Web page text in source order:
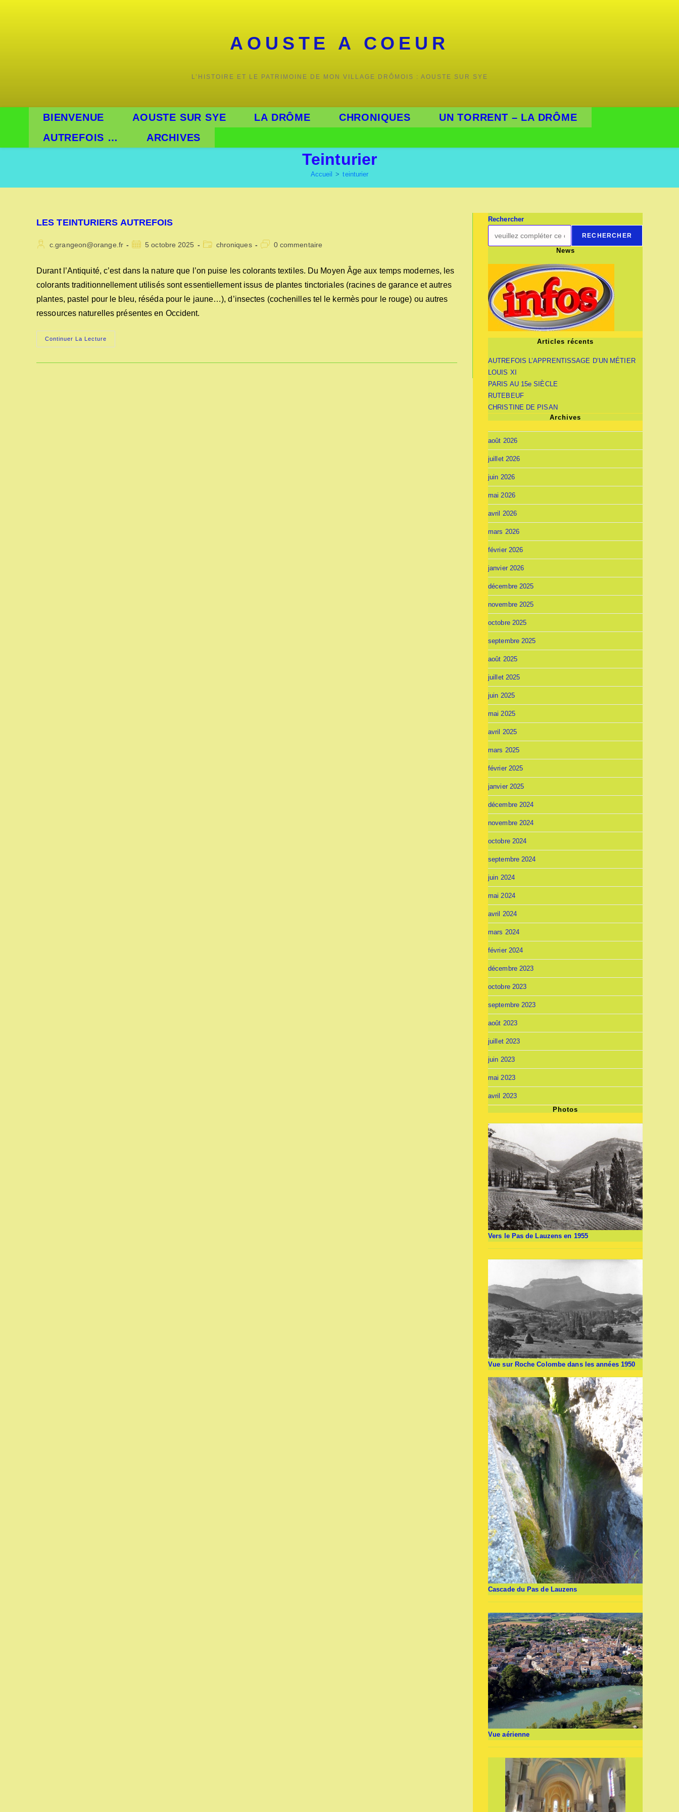
AOUSTE A COEUR
L’HISTOIRE ET LE PATRIMOINE DE MON VILLAGE DRÔMOIS : AOUSTE SUR SYE
BIENVENUE AOUSTE SUR SYE LA DRÔME CHRONIQUES
UN TORRENT – LA DRÔME
AUTREFOIS …
ARCHIVES
Teinturier
Accueil > teinturier
LES TEINTURIERS AUTREFOIS
Auteur/autrice
publication :
c.grangeon@orange.fr
Publication
5 octobre 2025
Postchroniques
Commentaires
publication :
0 commentaire
Durant l’Antiquité, c’est dans la nature que l’on puise les colorants textiles. Du Moyen Âge aux temps modernes, les
colorants traditionnellement utilisés sont essentiellement issus de plantes tinctoriales (racines de garance et autres
plantes, pastel pour le bleu, réséda pour le jaune…), d’insectes (cochenilles tel le kermès pour le rouge) ou autres
ressources naturelles présentes en Occident.
Continuer La Lecture
TEINTURIERS
Rechercher
RECHERCHER
News
Articles récents
AUTREFOIS L’APPRENTISSAGE D’UN MÉTIER
LOUIS XI
PARIS AU 15e SIÈCLE
RUTEBEUF
CHRISTINE DE PISAN
Archives
août 2026
juillet 2026
juin 2026
mai 2026
avril 2026
mars 2026
février 2026
janvier 2026
décembre 2025
novembre 2025
octobre 2025
septembre 2025
août 2025
juillet 2025
juin 2025
mai 2025
avril 2025
mars 2025
février 2025
janvier 2025
décembre 2024
novembre 2024
octobre 2024
septembre 2024
juin 2024
mai 2024
avril 2024
mars 2024
février 2024
décembre 2023
octobre 2023
septembre 2023
août 2023
juillet 2023
juin 2023
mai 2023
avril 2023
Photos
Vers le Pas de Lauzens en 1955
Vue sur Roche Colombe dans les années 1950
Cascade du Pas de Lauzens
Vue aérienne